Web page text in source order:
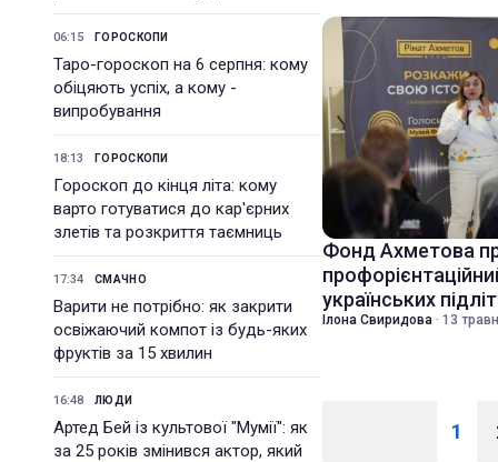
06:15 ГОРОСКОПИ
Таро-гороскоп на 6 серпня: кому
обіцяють успіх, а кому -
випробування
18:13 ГОРОСКОПИ
Гороскоп до кінця літа: кому
варто готуватися до кар'єрних
злетів та розкриття таємниць
17:34 СМАЧНО
Варити не потрібно: як закрити
освіжаючий компот із будь-яких
фруктів за 15 хвилин
16:48 ЛЮДИ
Артед Бей із культової "Мумії": як
за 25 років змінився актор, який
Фонд Ахметова
українських
Ілона Свиридова · 13
1